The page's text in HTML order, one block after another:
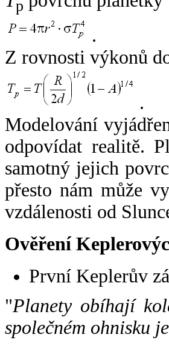
p
.
Z rovnosti výkonů
.
Modelování
odpovídat realitě.
samotný jejich
přesto nám může
vzdálenosti od
Ověření
První Keplerův
"Planety obíhají
společném ohnisku